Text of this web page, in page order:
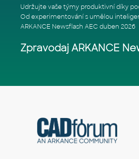
ARKANCE Newsflash AEC duben 2026
Zpravodaj ARKANCE